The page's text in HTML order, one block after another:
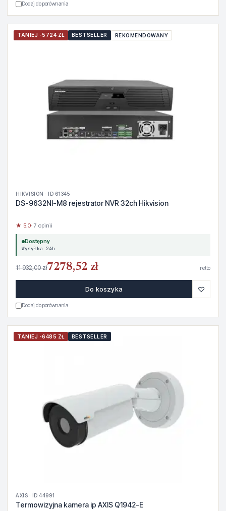
Dodaj do porównania
TANIEJ -5724 ZŁ BESTSELLER REKOMENDOWANY
HIKVISION · ID 61345
DS-9632NI-M8 rejestrator NVR 32ch Hikvision
★ 5.0· 7 opinii
Dostępny
Wysyłka 24h
11 932,00 zł7278,52 zł netto
Do koszyka ♡
Dodaj do porównania
TANIEJ -6485 ZŁ BESTSELLER
AXIS · ID 44991
Termowizyjna kamera ip AXIS Q1942-E